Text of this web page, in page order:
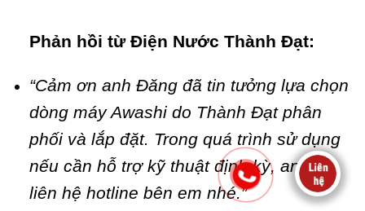
Phản hồi từ Điện Nước Thành Đạt:
“Cảm ơn anh Đăng đã tin tưởng lựa chọn
dòng máy Awashi do Thành Đạt phân
phối và lắp đặt. Trong quá trình sử dụng
nếu cần hỗ trợ kỹ thuật định kỳ, anh cứ
liên hệ hotline bên em nhé.”